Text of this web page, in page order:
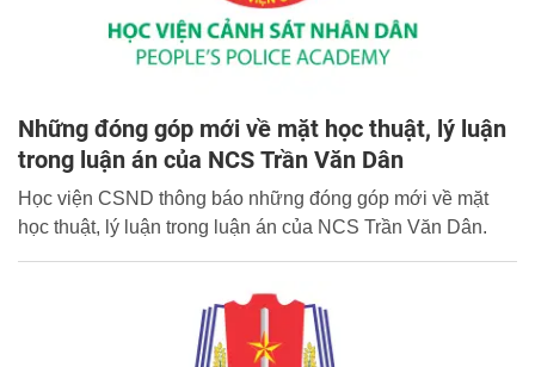
Những đóng góp mới về mặt học thuật, lý luận
trong luận án của NCS Trần Văn Dân
Học viện CSND thông báo những đóng góp mới về mặt
học thuật, lý luận trong luận án của NCS Trần Văn Dân.